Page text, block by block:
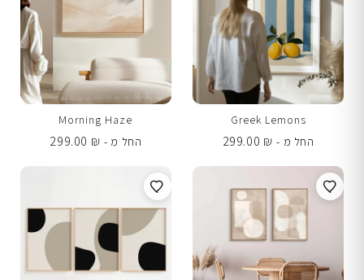
Greek Lemons
החל מ -
299.00 ₪
Morning Haze
החל מ -
299.00 ₪